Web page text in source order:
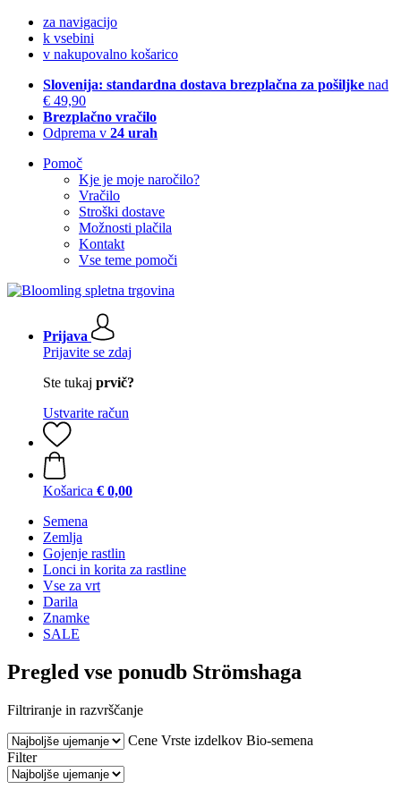
za navigacijo
k vsebini
v nakupovalno košarico
Slovenija: standardna dostava brezplačna za pošiljke nad
€ 49,90
Brezplačno vračilo
Odprema v 24 urah
Pomoč
Kje je moje naročilo?
Vračilo
Stroški dostave
Možnosti plačila
Kontakt
Vse teme pomoči
Prijava
Prijavite se zdaj
Ste tukaj prvič?
Ustvarite račun
Košarica € 0,00
Semena
Zemlja
Gojenje rastlin
Lonci in korita za rastline
Vse za vrt
Darila
Znamke
SALE
Pregled vse ponudb Strömshaga
Filtriranje in razvrščanje
Cene Vrste izdelkov Bio-semena
Filter